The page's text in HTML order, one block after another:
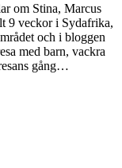
om Stina, Marcus
9 veckor i Sydafrika,
och i bloggen
med barn, vackra
gång…